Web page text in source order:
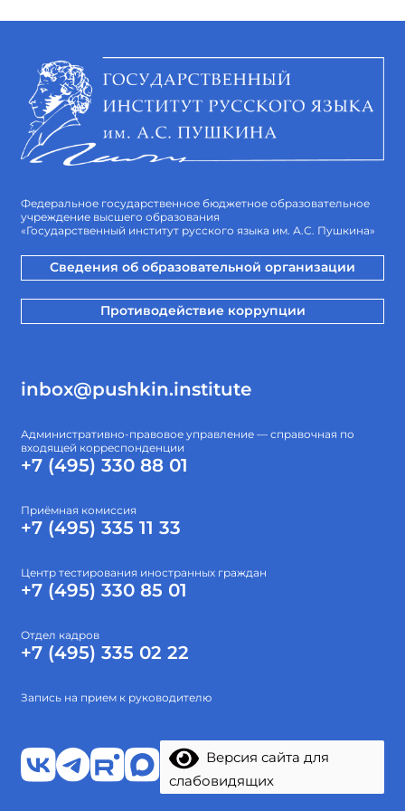
Федеральное государственное бюджетное образовательное
учреждение высшего образования
«Государственный институт русского языка им. А.С. Пушкина»
Сведения об образовательной организации
Противодействие коррупции
inbox@pushkin.institute
Административно-правовое управление — справочная по
входящей корреспонденции
+7 (495) 330 88 01
Приёмная комиссия
+7 (495) 335 11 33
Центр тестирования иностранных граждан
+7 (495) 330 85 01
Отдел кадров
+7 (495) 335 02 22
Запись на прием к руководителю
Версия сайта для
слабовидящих